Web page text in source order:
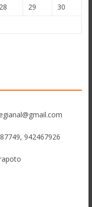
28 29
30
942467926